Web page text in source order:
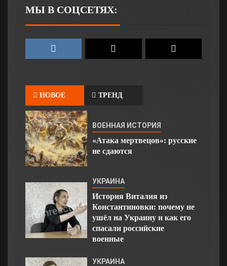
МЫ В СОЦСЕТЯХ:
НОВОЕ ТРЕНД
ВОЕННАЯ ИСТОРИЯ
«Атака мертвецов»: русские
не сдаются
УКРАИНА
История Виталия из
Константиновки: почему не
ушёл на Украину и как его
спасали российские
военные
УКРАИНА